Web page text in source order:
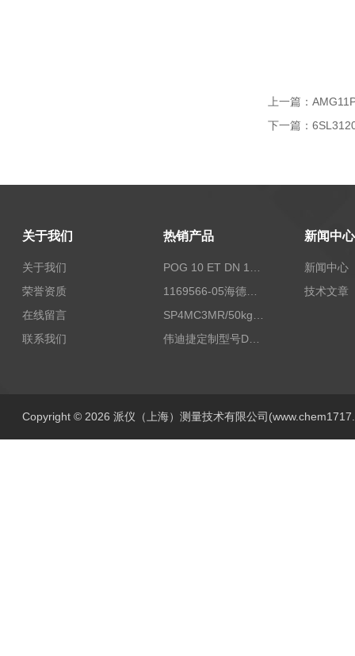
上一篇：
下一篇：
关于我们
关于我们
荣誉资质
在线留言
联系我们
热销产品
1169566-05海德汉西门子编码器现货
伟迪捷定制型号DHM506-5000-002
新闻中心
新闻中心
技术文章
Copyright © 2026 派仪（上海）测量技术有限公司